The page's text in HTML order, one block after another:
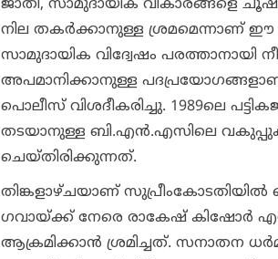
ജാതി, സാമുദായിക വികാരങ്ങളെ
നില തകര്‍ക്കാനുള്ള ശ്രമമെന്നാണ് ഈ
സാമുദായിക വിദ്വേഷം പരത്താനായി
അപമാനിക്കാനുള്ള പദപ്രയോഗങ്ങളാണ്
പൊലീസ് വിശദീകരിച്ചു. 1989ലെ
തടയാനുള്ള ബി.എന്‍.എസിലെ
ചെയ്തിരിക്കുന്നത്.
തിങ്കളാഴ്ചയാണ് സുപ്രീംകോടതിയില്‍
ഗവായ്ക്ക് നേരെ രാകേഷ് കിഷോര്‍
ആക്രമിക്കാന്‍ ശ്രമിച്ചത്. സനാതന